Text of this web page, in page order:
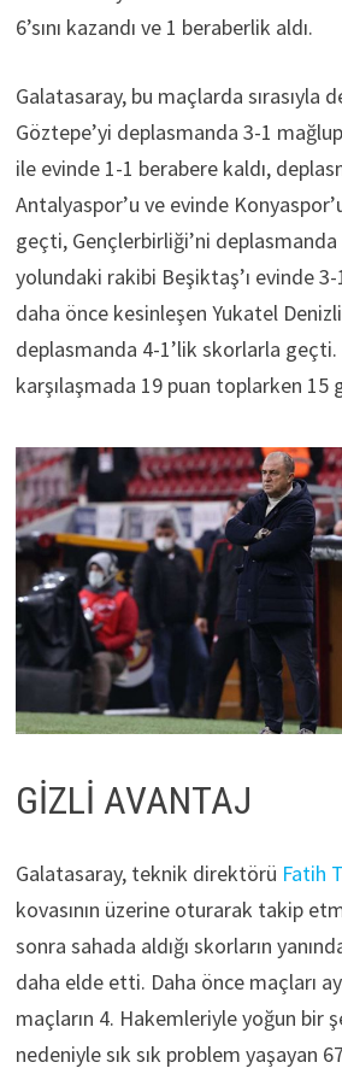
6’sını kazandı ve 1 beraberlik aldı.
Galatasaray, bu maçlarda sırasıyla
Göztepe’yi deplasmanda 3-1
ile evinde 1-1 berabere kaldı,
Antalyaspor’u ve evinde
geçti, Gençlerbirliği’ni
yolundaki rakibi Beşiktaş’ı evinde
daha önce kesinleşen Yukatel
deplasmanda 4-1’lik skorlarla geçti.
karşılaşmada 19 puan toplarken 15
GİZLİ AVANTAJ
Galatasaray, teknik direktörü Fatih
kovasının üzerine oturarak takip
sonra sahada aldığı skorların
daha elde etti. Daha önce maçları
maçların 4. Hakemleriyle yoğun bir
nedeniyle sık sık problem yaşayan